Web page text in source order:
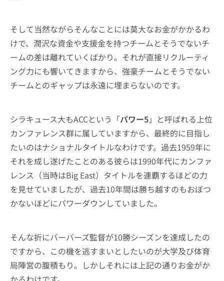
そして当然ながらそんなことには莫大なお金がかかるわ
けで、潤沢な資金や支援金を持つチームとそうでないチ
ームの差は離れていくばかり。それが直接リクルーティ
ング力にも響いてきますから、強豪チームとそうでない
チームとのギャップは永遠に埋まらないのです。
シラキュース大もACCという「パワー5」と呼ばれる上位
カンファレンス群に属していますから、最終的に目指し
たいのはナショナルタイトルなわけです。過去1959年に
それを成し遂げたことのある彼らは1990年代にカンファ
レンス（当時はBig East）タイトルを連覇するほどの力
を見せていましたが、過去10年間は勝ち越すのもおぼつ
かないほどにパワーダウンしていました。
そんな折にバーバーズ監督が10勝シーズンを達成したの
ですから、この機を逃すまいとしたいのが大学及び体育
局陣営の腹積もり。しかしそれには上記の通りお金がか